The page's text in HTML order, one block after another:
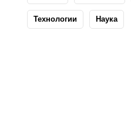
Технологии Наука